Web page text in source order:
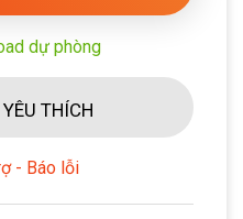
dự phòng
THÍCH
- Báo lỗi